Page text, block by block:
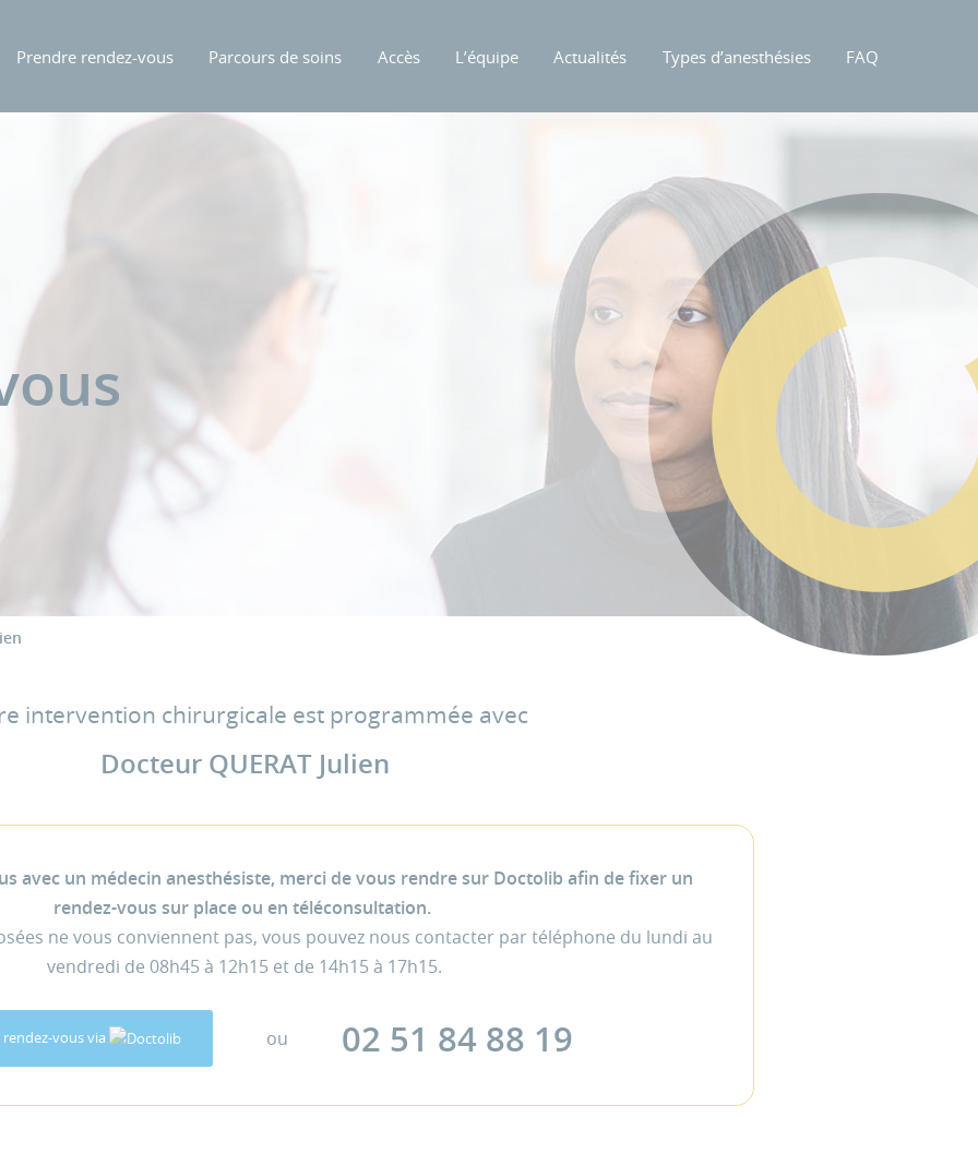
Prendre rendez-vous Parcours de soins Accès L’équipe Actualités Types d’anesthésies FAQ
intervention chirurgicale est programmée avec
Docteur QUERAT Julien
avec un médecin anesthésiste, merci de vous rendre sur Doctolib afin de fixer un
rendez-vous sur place ou en téléconsultation.
ne vous conviennent pas, vous pouvez nous contacter par téléphone du lundi au
vendredi de 08h45 à 12h15 et de 14h15 à 17h15.
vous via ou 02 51 84 88 19